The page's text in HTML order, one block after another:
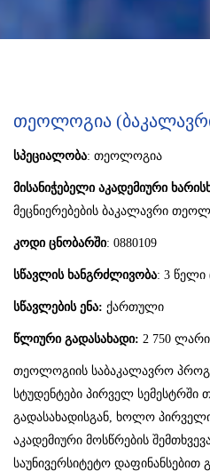
Თეოლოგია
სპეციალობა: თეოლოგია
მისანიჭებელი აკადემიური
მეცნიერებების ბაკალავრი
კოდი ცნობარში: 0880109
სწავლის ხანგრძლივობა: 3 წელი
სწავლების ენა: ქართული
წლიური გადასახადი: 2 750 ლარი
თეოლოგიის საბაკალავრო
სტუდენტები პირველ სემესტრში
გადასახადისგან, ხოლო
აკადემიური მოსწრების
საუნივერსიტეტო დაფინანსებით